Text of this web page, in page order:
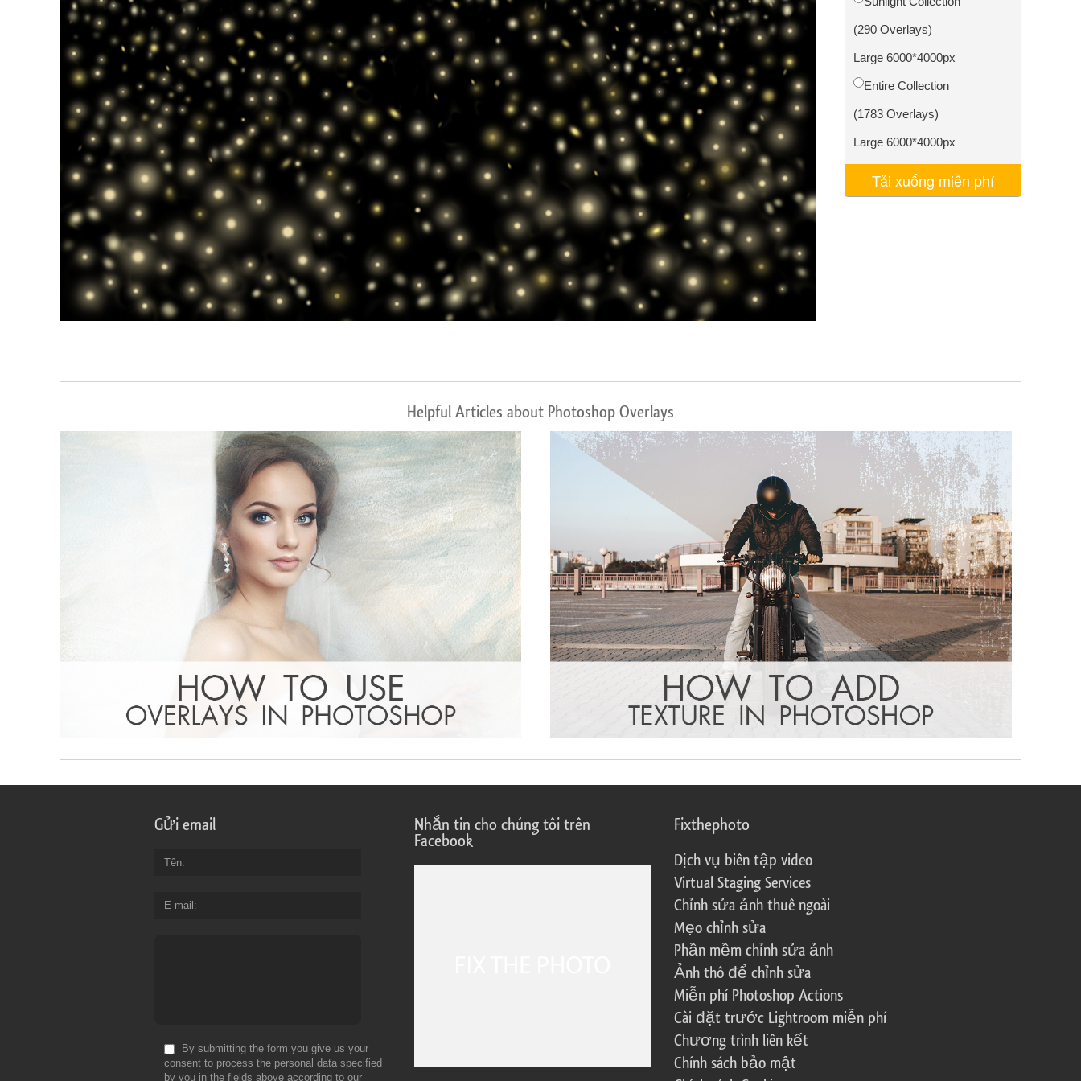
Dịch vụ chỉnh sửa sản phẩm Dịch vụ sửa lại đồ trang sức Dữ liệu Đào tạo AI Video Editing Services
(290 Overlays)
Large 6000*4000px
Entire Collection
(1783 Overlays)
Large 6000*4000px
Tải xuống miễn phí
Helpful Articles about Photoshop Overlays
Gửi email
Tên
E-mail
By submitting the form you give us your
consent to process the personal data specified
by you in the fields above according to our
Nhắn tin cho chúng tôi trên
Facebook
Fixthephoto
Dịch vụ biên tập video
Virtual Staging Services
Chỉnh sửa ảnh thuê ngoài
Mẹo chỉnh sửa
Phần mềm chỉnh sửa ảnh
Ảnh thô để chỉnh sửa
Miễn phí Photoshop Actions
Cài đặt trước Lightroom miễn phí
Chương trình liên kết
Chính sách bảo mật